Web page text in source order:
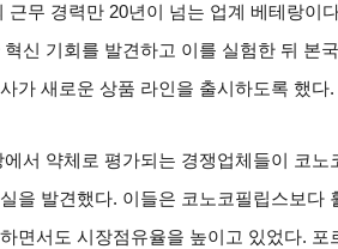
근무 경력만 20년이 넘는 업계 베테랑이
신 기회를 발견하고 이를 실험한 뒤 본
가 새로운 상품 라인을 출시하도록 했다.
서 약체로 평가되는 경쟁업체들이 코노
을 발견했다. 이들은 코노코필립스보다
면서도 시장점유율을 높이고 있었다. 포